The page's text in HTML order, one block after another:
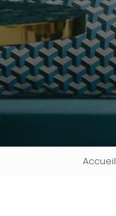
Accueil